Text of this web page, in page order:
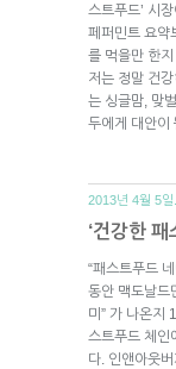
스트푸드’ 시
페퍼민트 요약
를 먹을만 한
저는 정말 건
는 싱글맘, 맞
두에게 대안이
2013년 4월 5일.
‘건강한
“패스트푸드
동안 맥도날드
미” 가 나온지
스트푸드 체인
다. 인앤아웃